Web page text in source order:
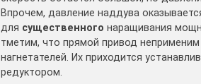
Впрочем, давление наддува
для существенного наращивания
тметим, что прямой привод
нагнетателей. Их приходится
редуктором.